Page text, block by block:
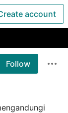
account
Follow